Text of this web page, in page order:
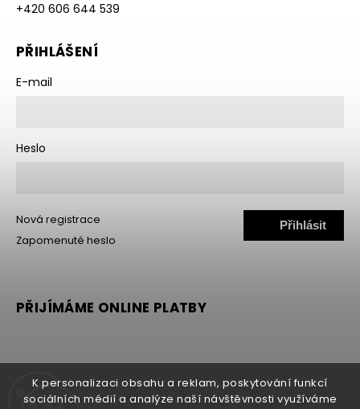
K personalizaci obsahu a reklam, poskytování funkcí
sociálních médií a analýze naší návštěvnosti využíváme
+420 606 644 539
PŘIHLÁŠENÍ
E-mail
Heslo
Přihlásit
Nová registrace
Zapomenuté heslo
PŘIJÍMÁME ONLINE PLATBY